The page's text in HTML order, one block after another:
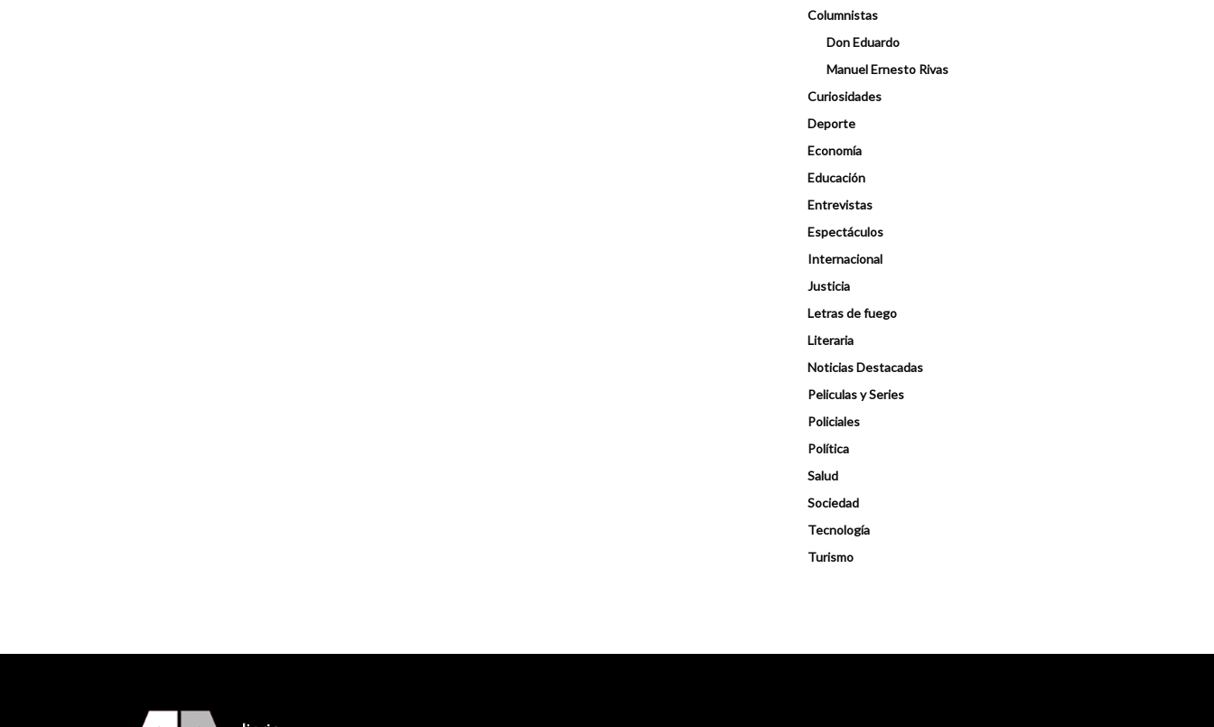
Columnistas
Don Eduardo
Manuel Ernesto Rivas
Curiosidades
Deporte
Economía
Educación
Entrevistas
Espectáculos
Internacional
Justicia
Letras de fuego
Literaria
Noticias Destacadas
Peliculas y Series
Policiales
Política
Salud
Sociedad
Tecnología
Turismo